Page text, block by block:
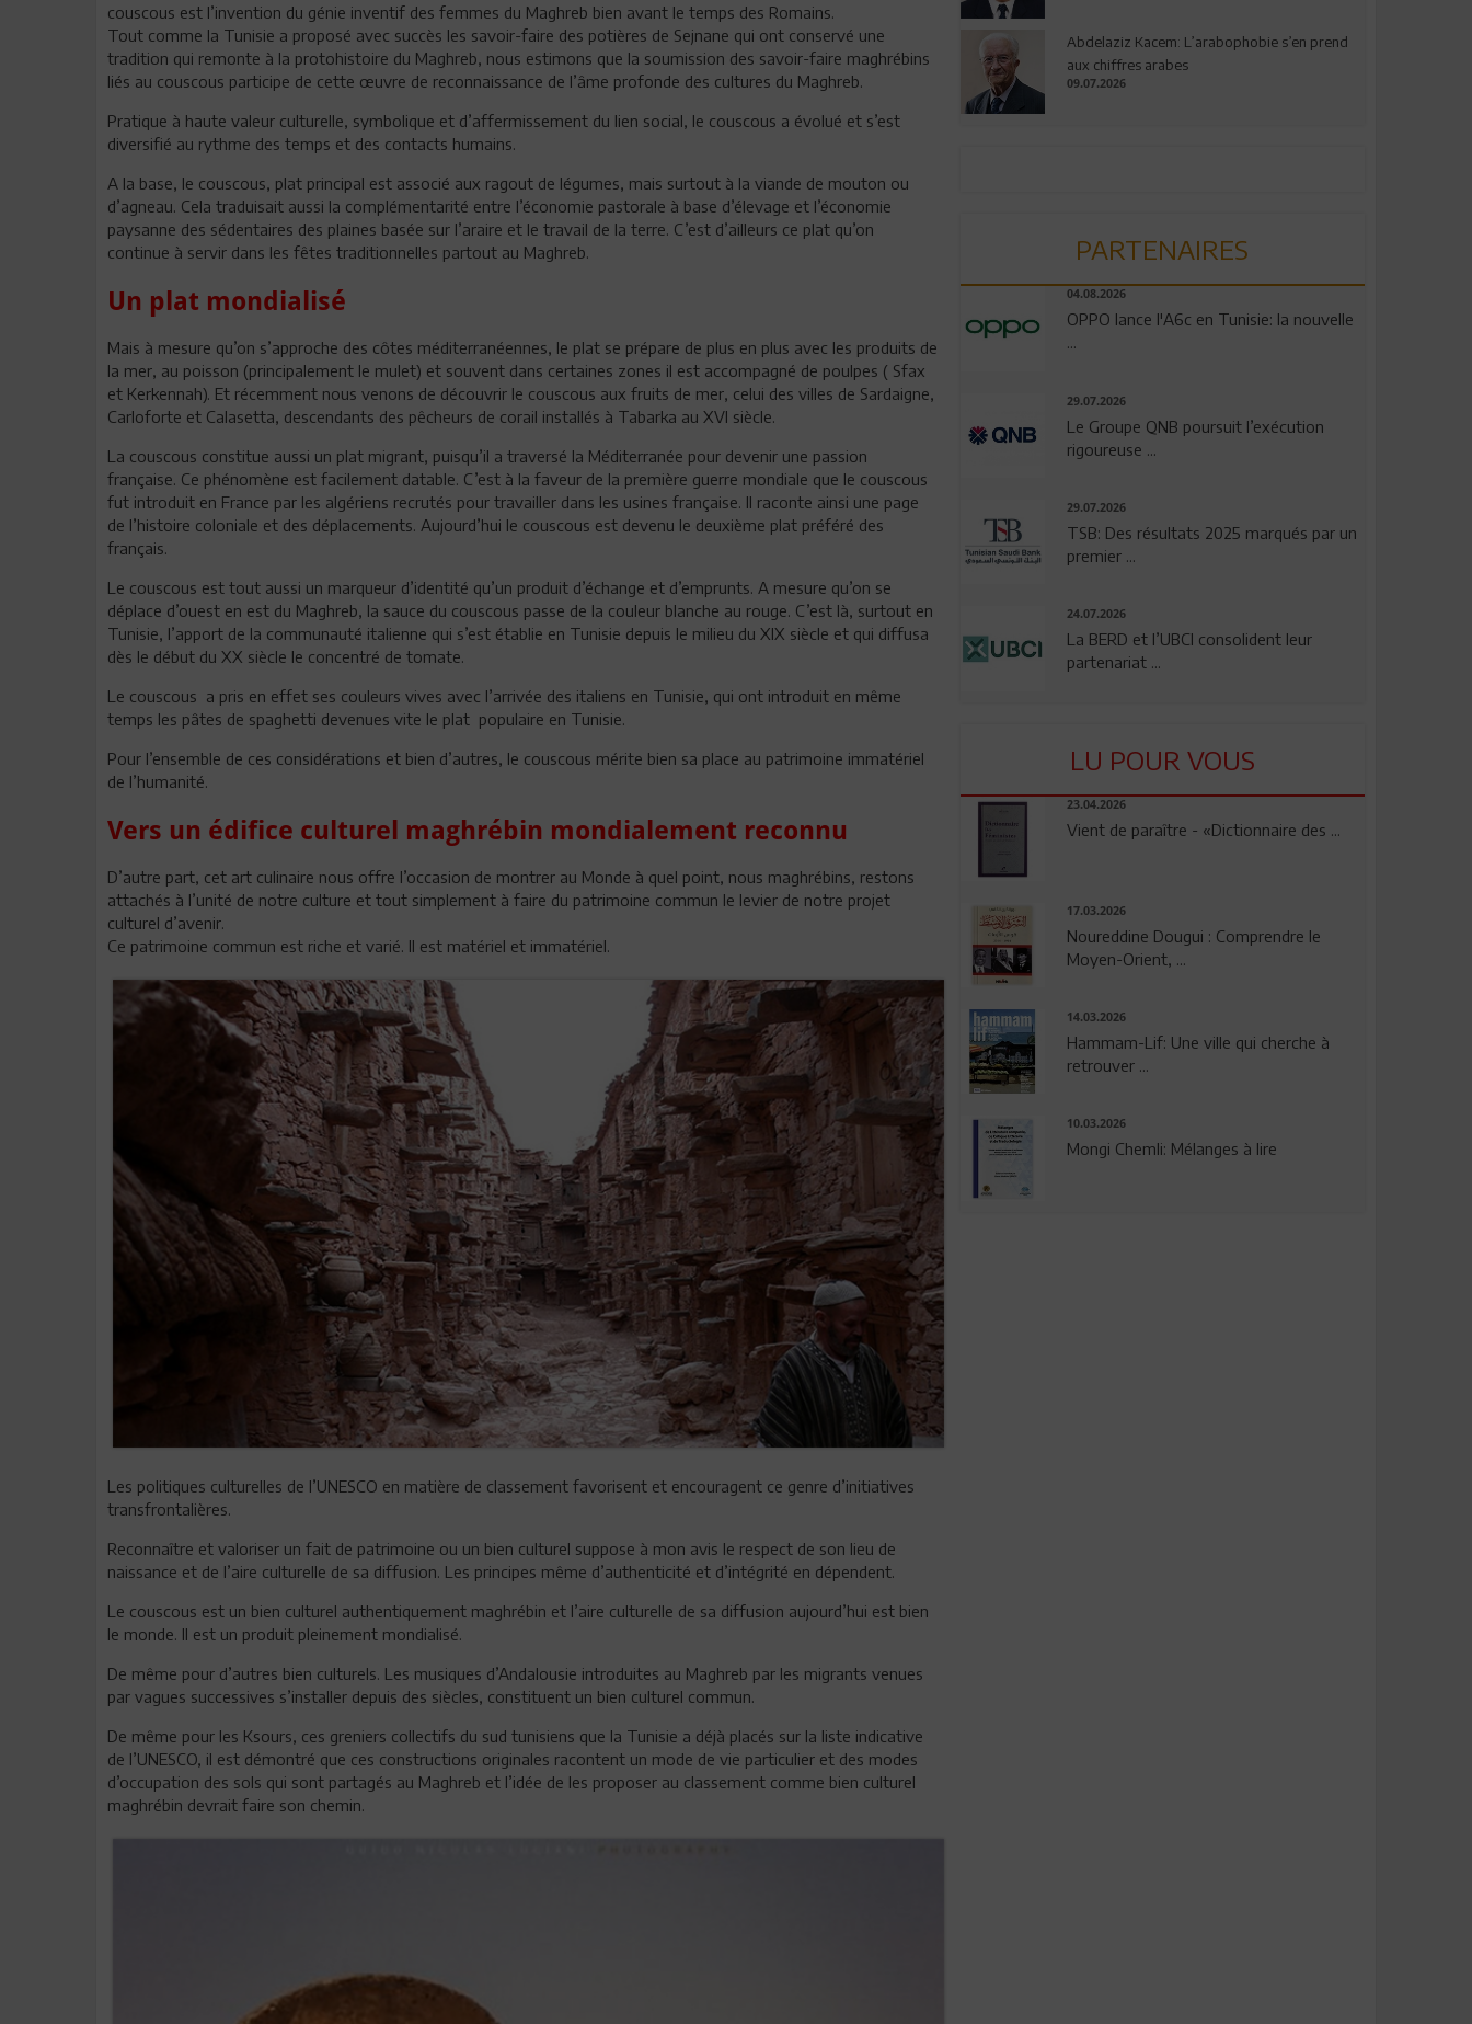
couscous est l’invention du génie inventif des femmes du Maghreb bien avant le temps des Romains.
Tout comme la Tunisie a proposé avec succès les savoir-faire des potières de Sejnane qui ont conservé une
tradition qui remonte à la protohistoire du Maghreb, nous estimons que la soumission des savoir-faire maghrébins
liés au couscous participe de cette œuvre de reconnaissance de l’âme profonde des cultures du Maghreb.
Pratique à haute valeur culturelle, symbolique et d’affermissement du lien social, le couscous a évolué et s’est
diversifié au rythme des temps et des contacts humains.
A la base, le couscous, plat principal est associé aux ragout de légumes, mais surtout à la viande de mouton ou
d’agneau. Cela traduisait aussi la complémentarité entre l’économie pastorale à base d’élevage et l’économie
paysanne des sédentaires des plaines basée sur l’araire et le travail de la terre. C’est d’ailleurs ce plat qu’on
continue à servir dans les fêtes traditionnelles partout au Maghreb.
Un plat mondialisé
Mais à mesure qu’on s’approche des côtes méditerranéennes, le plat se prépare de plus en plus avec les produits de
la mer, au poisson (principalement le mulet) et souvent dans certaines zones il est accompagné de poulpes ( Sfax
et Kerkennah). Et récemment nous venons de découvrir le couscous aux fruits de mer, celui des villes de Sardaigne,
Carloforte et Calasetta, descendants des pêcheurs de corail installés à Tabarka au XVI siècle.
La couscous constitue aussi un plat migrant, puisqu’il a traversé la Méditerranée pour devenir une passion
française. Ce phénomène est facilement datable. C’est à la faveur de la première guerre mondiale que le couscous
fut introduit en France par les algériens recrutés pour travailler dans les usines française. Il raconte ainsi une page
de l’histoire coloniale et des déplacements. Aujourd’hui le couscous est devenu le deuxième plat préféré des
français.
Le couscous est tout aussi un marqueur d’identité qu’un produit d’échange et d’emprunts. A mesure qu’on se
déplace d’ouest en est du Maghreb, la sauce du couscous passe de la couleur blanche au rouge. C’est là, surtout en
Tunisie, l’apport de la communauté italienne qui s’est établie en Tunisie depuis le milieu du XIX siècle et qui diffusa
dès le début du XX siècle le concentré de tomate.
Le couscous a pris en effet ses couleurs vives avec l’arrivée des italiens en Tunisie, qui ont introduit en même
temps les pâtes de spaghetti devenues vite le plat populaire en Tunisie.
Pour l’ensemble de ces considérations et bien d’autres, le couscous mérite bien sa place au patrimoine immatériel
de l’humanité.
Vers un édifice culturel maghrébin mondialement reconnu
D’autre part, cet art culinaire nous offre l’occasion de montrer au Monde à quel point, nous maghrébins, restons
attachés à l’unité de notre culture et tout simplement à faire du patrimoine commun le levier de notre projet
culturel d’avenir.
Ce patrimoine commun est riche et varié. Il est matériel et immatériel.
Les politiques culturelles de l’UNESCO en matière de classement favorisent et encouragent ce genre d’initiatives
transfrontalières.
Reconnaître et valoriser un fait de patrimoine ou un bien culturel suppose à mon avis le respect de son lieu de
naissance et de l’aire culturelle de sa diffusion. Les principes même d’authenticité et d’intégrité en dépendent.
Le couscous est un bien culturel authentiquement maghrébin et l’aire culturelle de sa diffusion aujourd’hui est bien
le monde. Il est un produit pleinement mondialisé.
De même pour d’autres bien culturels. Les musiques d’Andalousie introduites au Maghreb par les migrants venues
par vagues successives s’installer depuis des siècles, constituent un bien culturel commun.
De même pour les Ksours, ces greniers collectifs du sud tunisiens que la Tunisie a déjà placés sur la liste indicative
de l’UNESCO, il est démontré que ces constructions originales racontent un mode de vie particulier et des modes
d’occupation des sols qui sont partagés au Maghreb et l’idée de les proposer au classement comme bien culturel
maghrébin devrait faire son chemin.
Abdelaziz Kacem: L’arabophobie s’en prend
aux chiffres arabes
09.07.2026
PARTENAIRES
04.08.2026
OPPO lance l'A6c en Tunisie: la nouvelle
...
29.07.2026
Le Groupe QNB poursuit l’exécution
rigoureuse ...
29.07.2026
TSB: Des résultats 2025 marqués par un
premier ...
24.07.2026
La BERD et l’UBCI consolident leur
partenariat ...
LU POUR VOUS
23.04.2026
Vient de paraître - «Dictionnaire des ...
17.03.2026
Noureddine Dougui : Comprendre le
Moyen-Orient, ...
14.03.2026
Hammam-Lif: Une ville qui cherche à
retrouver ...
10.03.2026
Mongi Chemli: Mélanges à lire